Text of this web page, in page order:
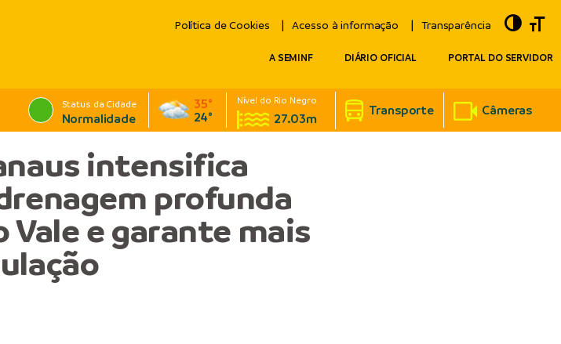
Política de Cookies Acesso à informação Transparência
A SEMINF DIÁRIO OFICIAL PORTAL DO SERVIDOR
Status da Cidade
Normalidade
35°
24°
Nível do Rio Negro
27.03m Transporte Câmeras
intensifica
profunda
Vale e garante mais